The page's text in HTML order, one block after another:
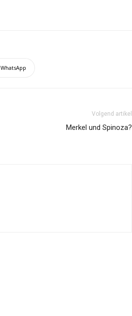
WhatsApp
Volgend artikel
Merkel und Spinoza?